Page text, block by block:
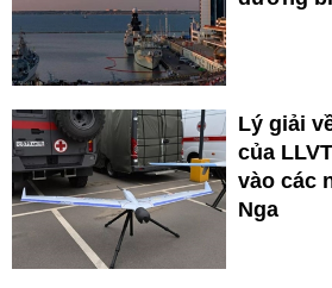
Lý giải
của
vào các
Nga